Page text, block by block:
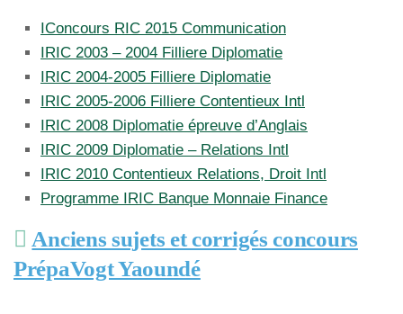
IConcours RIC 2015 Communication
IRIC 2003 – 2004 Filliere Diplomatie
IRIC 2004-2005 Filliere Diplomatie
IRIC 2005-2006 Filliere Contentieux Intl
IRIC 2008 Diplomatie épreuve d’Anglais
IRIC 2009 Diplomatie – Relations Intl
IRIC 2010 Contentieux Relations, Droit Intl
Programme IRIC Banque Monnaie Finance
Anciens sujets et corrigés concours
PrépaVogt Yaoundé